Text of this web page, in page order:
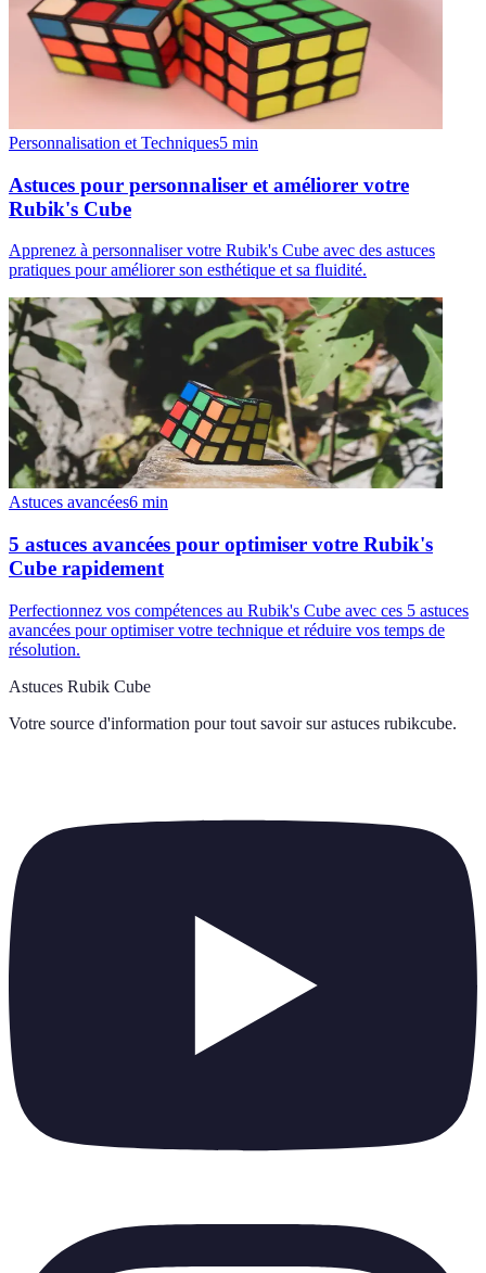
Personnalisation et Techniques5 min
Astuces pour personnaliser et améliorer votre
Rubik's Cube
Apprenez à personnaliser votre Rubik's Cube avec des astuces
pratiques pour améliorer son esthétique et sa fluidité.
Astuces avancées6 min
5 astuces avancées pour optimiser votre Rubik's
Cube rapidement
Perfectionnez vos compétences au Rubik's Cube avec ces 5 astuces
avancées pour optimiser votre technique et réduire vos temps de
résolution.
Astuces Rubik Cube
Votre source d'information pour tout savoir sur astuces rubikcube.